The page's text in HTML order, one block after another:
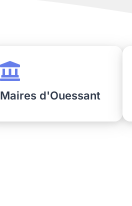
Maires d'Ouessant